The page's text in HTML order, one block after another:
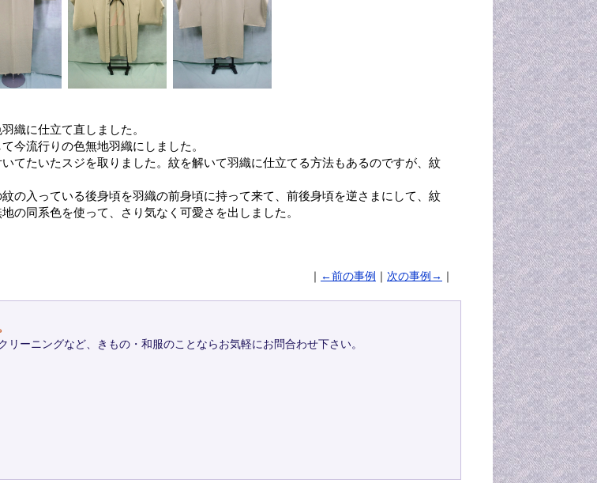
織に仕立て直しました。
今流行りの色無地羽織にしました。
てたいたスジを取りました。紋を解いて羽織に仕立てる方法もあるのですが、紋
の入っている後身頃を羽織の前身頃に持って来て、前後身頃を逆さまにして、紋
の同系色を使って、さり気なく可愛さを出しました。
｜ ←前の事例 ｜ 次の事例→ ｜
ーニングなど、きもの・和服のことならお気軽にお問合わせ下さい。